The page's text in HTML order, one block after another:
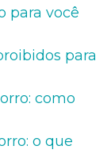
para você
para
como
o que